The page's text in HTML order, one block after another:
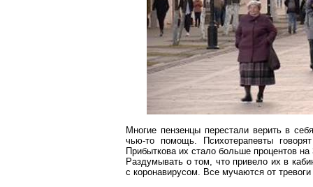
Многие пензенцыперестали верить в
чью-то помощь. Психотерапевты
Прибыткова их стало больше процентов на
Раздумывать о том, что привело их в
с коронавирусом. Все мучаются от